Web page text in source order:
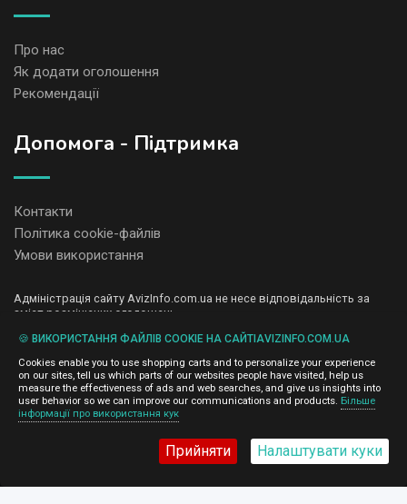
Про нас
Як додати оголошення
Рекомендації
Допомога - Підтримка
Контакти
Політика cookie-файлів
Умови використання
Адміністрація сайту AvizInfo.com.ua не несе відповідальність за
зміст розміщених оголошень.
і не продаємо особисту інформацію зареєстрованих користувачів
AvizInfo.com.ua третім особам. Ми не відповідаємо за правила
конфіденційності сайтів на які посилається AvizInfo.com.ua. На
деяких сторінках нашого сайту представлена реклама Google
Adsense Advertising Network. Щоб дізнатися детальніше про
правила конфіденційності Google
🍪 ВИКОРИСТАННЯ ФАЙЛІВ COOKIE НА САЙТІAVIZINFO.COM.UA
Cookies enable you to use shopping carts and to personalize your experience
on our sites, tell us which parts of our websites people have visited, help us
measure the effectiveness of ads and web searches, and give us insights into
user behavior so we can improve our communications and products. Більше
інформації про використання кук
Прийняти Налаштувати куки